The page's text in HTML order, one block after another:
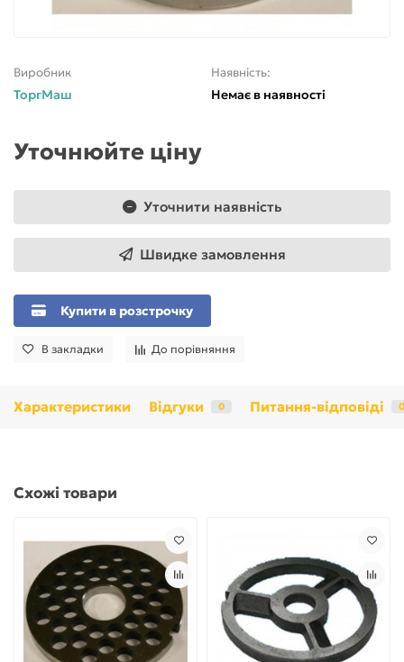
Виробник
ТоргМаш
Наявність:
Немає в наявності
Уточнюйте ціну
Уточнити наявність
Швидке замовлення
Купити в розстрочку
В закладки До порівняння
Характеристики Відгуки 0 Питання-відповіді 0
Схожі товари